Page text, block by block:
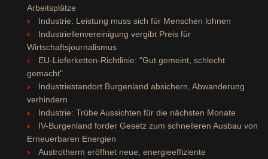
Arbeitsplätze
Industrie: Leistung muss sich für Menschen lohnen
Industriellenvereinigung vergibt Preis für
Wirtschaftsjournalismus
EU-Lieferketten-Richtlinie: "Gut gemeint, schlecht
gemacht"
Industriestandort Burgenland absichern, Abwanderung
verhindern
Industrie: Trübe Aussichten für die nächsten Monate
IV-Burgenland forder Gesetz zum schnelleren Ausbau von
Erneuerbaren Energien
Austrotherm eröffnet neue, energieeffiziente